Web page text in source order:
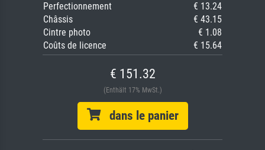
Perfectionnement
€ 13.24
Châssis
€ 43.15
Cintre photo
€ 1.08
Coûts de licence
€ 15.64
€ 151.32
(Enthält 17% MwSt.)
dans le panier